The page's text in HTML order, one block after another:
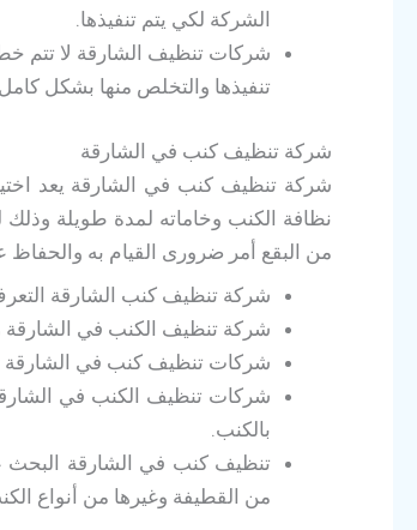
الشركة لكي يتم تنفيذها.
شركات تنظيف الشارقة لا تتم
تنفيذها والتخلص منها بشكل
شركة تنظيف كنب في الشارقة
شركة تنظيف كنب في الشارقة يعد
نظافة الكنب وخاماته لمدة طويلة
من البقع أمر ضرورى القيام به
شركة تنظيف كنب الشارقة
شركة تنظيف الكنب في الشارقة
شركات تنظيف كنب في الشارقة
شركات تنظيف الكنب في
بالكنب.
تنظيف كنب في الشارقة البحث
من القطيفة وغيرها من أنواع